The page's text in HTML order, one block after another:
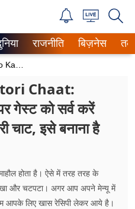
राजनीति बिज़नेस
Chaat:
गेस्ट को सर्व करें
चाट, इसे बनाना है
होता है। ऐसे में तरह तरह के
और चटपटा। अगर आप अपने मेन्यू में
आपके लिए खास रेसिपी लेकर आये है।